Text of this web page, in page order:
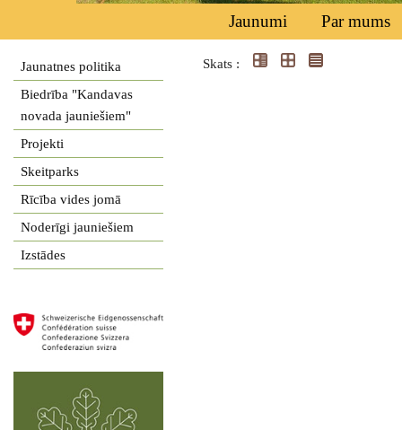
Jaunumi Par mums
Jaunatnes politika
Biedrība "Kandavas
novada jauniešiem"
Projekti
Skeitparks
Rīcība vides jomā
Noderīgi jauniešiem
Izstādes
Skats :